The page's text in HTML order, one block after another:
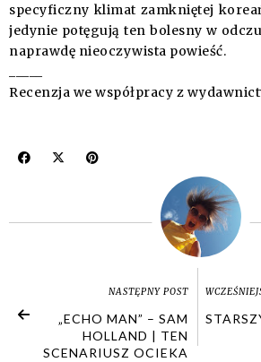
specyficzny klimat zamkniętej
jedynie potęgują ten bolesny w
naprawdę nieoczywista powieść.
Recenzja we współpracy z
NASTĘPNY POST
„ECHO MAN” – SAM
HOLLAND | TEN
SCENARIUSZ OCIEKA